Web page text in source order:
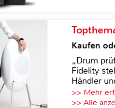
Kaufen
„Drum
Fidelity
Händler
>> Mehr
>> Alle